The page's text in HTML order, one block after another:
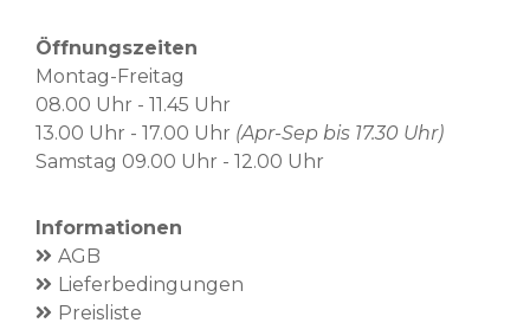
Öffnungszeiten
Montag-Freitag
08.00 Uhr - 11.45 Uhr
13.00 Uhr - 17.00 Uhr (Apr-Sep bis 17.30 Uhr)
Samstag 09.00 Uhr - 12.00 Uhr
Informationen
AGB
Lieferbedingungen
Preisliste